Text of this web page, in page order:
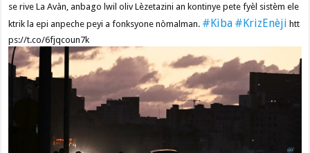
se rive La Avàn, anbago lwil oliv Lèzetazini an kontinye pete fyèl sistèm ele
ktrik la epi anpeche peyi a fonksyone nòmalman. #Kiba #KrizEnèji htt
ps://t.co/6fjqcoun7k